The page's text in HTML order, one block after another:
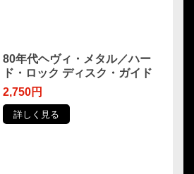
80年代ヘヴィ・メタル／ハー
ド・ロック ディスク・ガイド
2,750円
詳しく見る